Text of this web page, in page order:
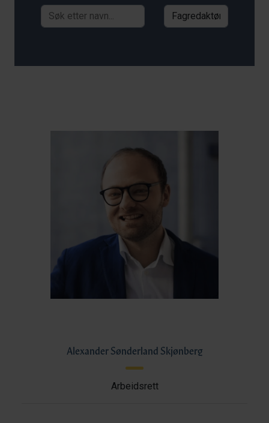
Alexander Sønderland Skjønberg
Arbeidsrett